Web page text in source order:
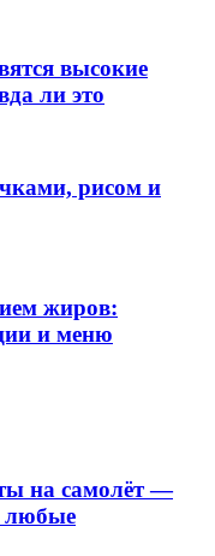
высокие
ли это
рисом и
жиров:
и меню
на самолёт —
любые